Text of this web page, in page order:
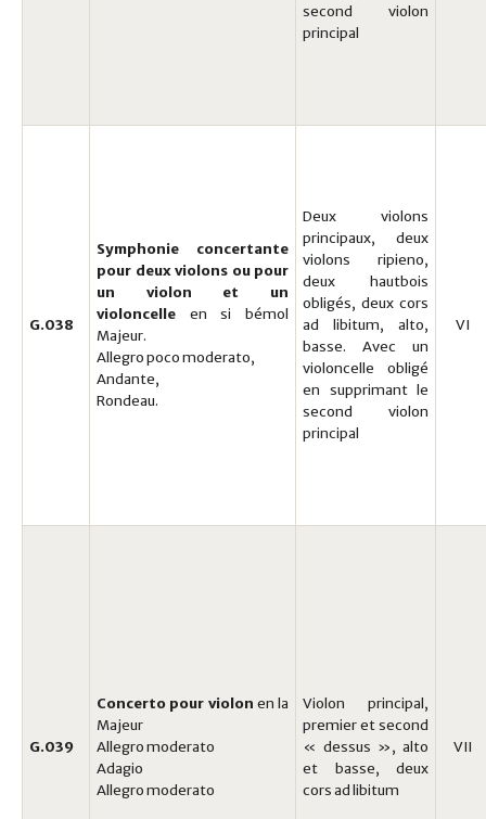
second violon
principal
G.038
Symphonie concertante
pour deux violons ou pour
un violon et un
violoncelle en si bémol
Majeur.
Allegro poco moderato,
Andante,
Rondeau.
Deux violons
principaux, deux
violons ripieno,
deux hautbois
obligés, deux cors
ad libitum, alto,
basse. Avec un
violoncelle obligé
en supprimant le
second violon
principal
VI
G.039
Concerto pour violon en la
Majeur
Allegro moderato
Adagio
Allegro moderato
Violon principal,
premier et second
« dessus », alto
et basse, deux
cors ad libitum
VII